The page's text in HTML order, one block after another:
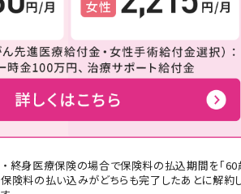
終身医療保険の場合で保険料の払込期間を「60
保険料の払い込みがどちらも完了したあとに解